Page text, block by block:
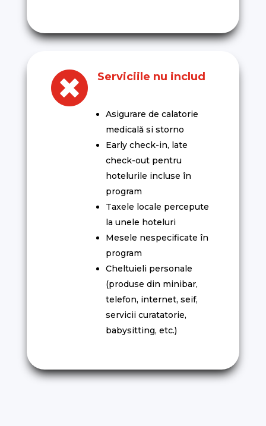
 Serviciile nu includ
Asigurare de calatorie
medicală si storno
Early check-in, late
check-out pentru
hotelurile incluse în
program
Taxele locale percepute
la unele hoteluri
Mesele nespecificate în
program
Cheltuieli personale
(produse din minibar,
telefon, internet, seif,
servicii curatatorie,
babysitting, etc.)